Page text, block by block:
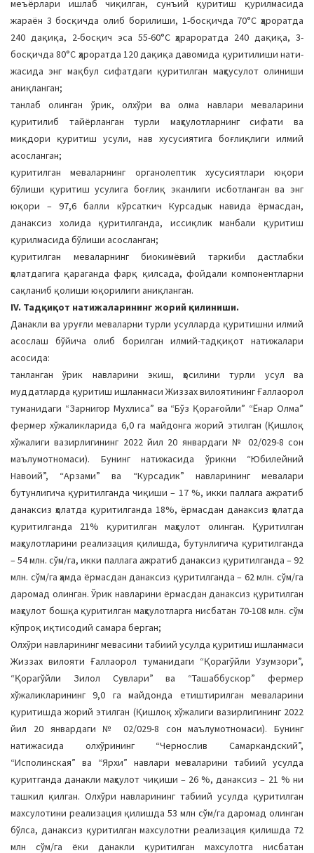
меъёрлари ишлаб чиқилган, сунъий қуритиш қурилмасида
жараён 3 босқичда олиб борилиши, 1-босқичда 70°С ҳароратда
240 дақиқа, 2-босқич эса 55-60°С ҳарароратда 240 дақиқа, 3-
босқичда 80°С ҳароратда 120 дақиқа давомида қуритилиши нати-
жасида энг мақбул сифатдаги қуритилган маҳсусулот олиниши
аниқланган;
танлаб олинган ўрик, олхўри ва олма навлари меваларини
қуритилиб тайёрланган турли маҳсулотларнинг сифати ва
миқдори қуритиш усули, нав хусусиятига боғлиқлиги илмий
асосланган;
қуритилган меваларнинг органолептик хусусиятлари юқори
бўлиши қуритиш усулига боғлиқ эканлиги исботланган ва энг
юқори – 97,6 балли кўрсаткич Курсадык навида ёрмасдан,
данаксиз холида қуритилганда, иссиқлик манбали қуритиш
қурилмасида бўлиши асосланган;
қуритилган меваларнинг биокимёвий таркиби дастлабки
ҳолатдагига қараганда фарқ қилсада, фойдали компонентларни
сақланиб қолиши юқорилиги аниқланган.
IV. Тадқиқот натижаларининг жорий қилиниши.
Данакли ва уруғли меваларни турли усулларда қуритишни илмий
асослаш бўйича олиб борилган илмий-тадқиқот натижалари
асосида:
танланган ўрик навларини экиш, ҳосилини турли усул ва
муддатларда қуритиш ишланмаси Жиззах вилоятининг Ғаллаорол
туманидаги “Зарнигор Мухлиса” ва “Бўз Қорағойли” “Ёнар Олма”
фермер хўжаликларида 6,0 га майдонга жорий этилган (Қишлоқ
хўжалиги вазирлигининг 2022 йил 20 январдаги № 02/029-8 сон
маълумотномаси). Бунинг натижасида ўрикни “Юбилейний
Навоий”, “Арзами” ва “Курсадик” навларининг мевалари
бутунлигича қуритилганда чиқиши – 17 %, икки паллага ажратиб
данаксиз ҳолатда қуритилганда 18%, ёрмасдан данаксиз ҳолатда
қуритилганда 21% қуритилган маҳсулот олинган. Қуритилган
маҳсулотларини реализация қилишда, бутунлигича қуритилганда
– 54 млн. сўм/га, икки паллага ажратиб данаксиз қуритилганда – 92
млн. сўм/га ҳамда ёрмасдан данаксиз қуритилганда – 62 млн. сўм/га
даромад олинган. Ўрик навларини ёрмасдан данаксиз қуритилган
маҳсулот бошқа қуритилган маҳсулотларга нисбатан 70-108 млн. сўм
кўпроқ иқтисодий самара берган;
Олхўри навларининг мевасини табиий усулда қуритиш ишланмаси
Жиззах вилояти Ғаллаорол туманидаги “Қорагўйли Узумзори”,
“Қорагўйли Зилол Сувлари” ва “Ташаббускор” фермер
хўжаликларининг 9,0 га майдонда етиштирилган меваларини
қуритишда жорий этилган (Қишлоқ хўжалиги вазирлигининг 2022
йил 20 январдаги № 02/029-8 сон маълумотномаси). Бунинг
натижасида олхўрининг “Чернослив Самаркандский”,
“Исполинская” ва “Ярхи” навлари меваларини табиий усулда
қуритганда данакли маҳсулот чиқиши – 26 %, данаксиз – 21 % ни
ташкил қилган. Олхўри навларининг табиий усулда қуритилган
махсулотини реализация қилишда 53 млн сўм/га даромад олинган
бўлса, данаксиз қуритилган махсулотни реализация қилишда 72
млн сўм/га ёки данакли қуритилган махсулотга нисбатан